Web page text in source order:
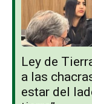
Ley de
a las
estar del